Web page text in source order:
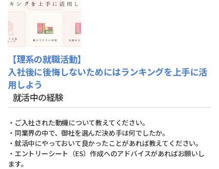
【理系の就職活動】
入社後に後悔しないためにはランキングを上手に活
用しよう
就活中の経験
・ご入社された動機について教えてください。
・同業界の中で、御社を選んだ決め手は何でしたか。
・就活中にやっておいて良かったことがあれば教えてください。
・エントリーシート（ES）作成へのアドバイスがあればお願いし
ます。